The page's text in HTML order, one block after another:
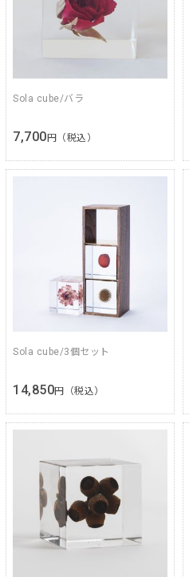
Sola cube/バラ
7,700 円（税込）
Sola cube/3個セット
14,850円（税込）